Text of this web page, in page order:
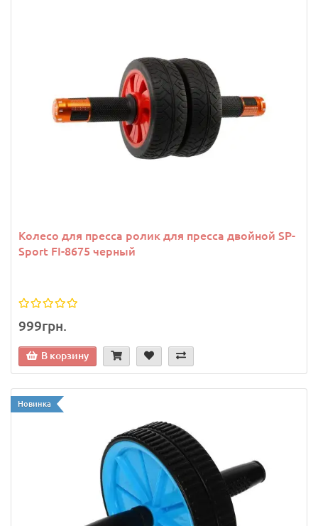
Колесо для пресса ролик для пресса двойной SP-
Sport FI-8675 черный
999грн.
В корзину
Новинка